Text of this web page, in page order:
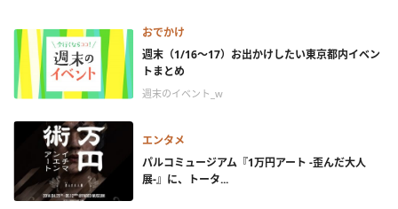
おでかけ
週末（1/16～17）お出かけしたい東京都内イベン
トまとめ
週末のイベント_w
エンタメ
パルコミュージアム『1万円アート -歪んだ大人
展-』に、トータ...